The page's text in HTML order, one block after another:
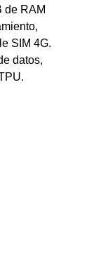
de RAM
SIM 4G.
datos,